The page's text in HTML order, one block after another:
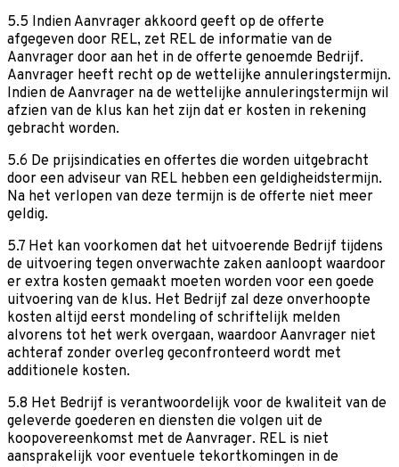
5.5 Indien Aanvrager akkoord geeft op de offerte
afgegeven door REL, zet REL de informatie van de
Aanvrager door aan het in de offerte genoemde Bedrijf.
Aanvrager heeft recht op de wettelijke annuleringstermijn.
Indien de Aanvrager na de wettelijke annuleringstermijn wil
afzien van de klus kan het zijn dat er kosten in rekening
gebracht worden.
5.6 De prijsindicaties en offertes die worden uitgebracht
door een adviseur van REL hebben een geldigheidstermijn.
Na het verlopen van deze termijn is de offerte niet meer
geldig.
5.7 Het kan voorkomen dat het uitvoerende Bedrijf tijdens
de uitvoering tegen onverwachte zaken aanloopt waardoor
er extra kosten gemaakt moeten worden voor een goede
uitvoering van de klus. Het Bedrijf zal deze onverhoopte
kosten altijd eerst mondeling of schriftelijk melden
alvorens tot het werk overgaan, waardoor Aanvrager niet
achteraf zonder overleg geconfronteerd wordt met
additionele kosten.
5.8 Het Bedrijf is verantwoordelijk voor de kwaliteit van de
geleverde goederen en diensten die volgen uit de
koopovereenkomst met de Aanvrager. REL is niet
aansprakelijk voor eventuele tekortkomingen in de